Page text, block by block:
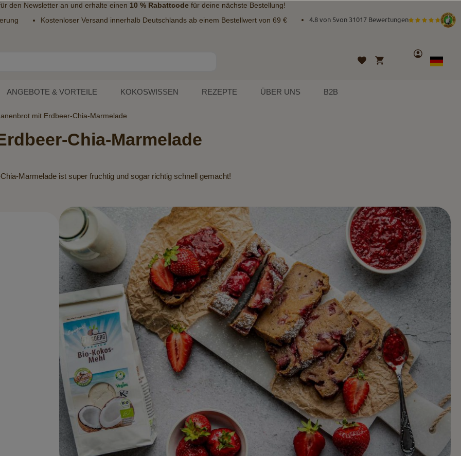
den Newsletteran und erhalte einen 10 % Rabattcodefür deine nächste Bestellung!
Kostenloser Versand innerhalb Deutschlands ab einem Bestellwert von 69 € 4.8 von 5von 31017 Bewertungen
Wunschliste
Mein Warenkorb
Konto
Sprache
German
ANGEBOTE & VORTEILE KOKOSWISSEN REZEPTE ÜBER UNS B2B
mit Erdbeer-Chia-Marmelade
Chia-Marmelade
Marmelade ist super fruchtig und sogar richtig schnell gemacht!